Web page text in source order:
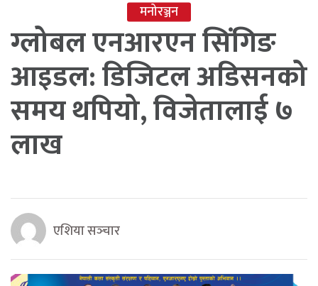
मनोरञ्जन
ग्लोबल एनआरएन सिंगिङ
आइडल: डिजिटल अडिसनको
समय थपियो, विजेतालाई ७
लाख
एशिया सञ्‍चार